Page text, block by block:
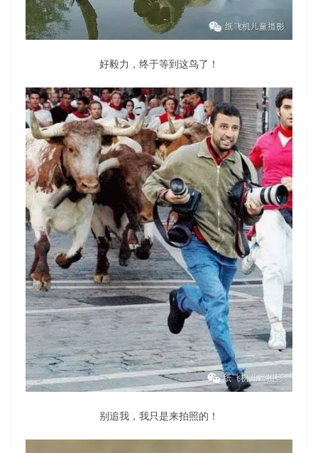
好毅力，终于等到这鸟了！
别追我，我只是来拍照的！